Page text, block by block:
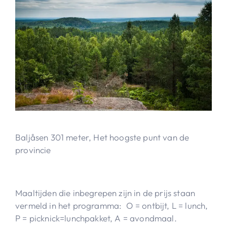
Baljåsen 301 meter, Het hoogste punt van de
provincie
Maaltijden die inbegrepen zijn in de prijs staan
vermeld in het programma: O = ontbijt, L = lunch,
P = picknick=lunchpakket, A = avondmaal.